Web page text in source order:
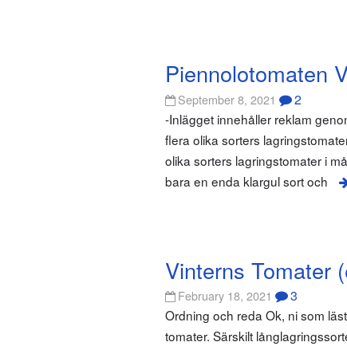
Piennolotomaten
September 8, 2021 2
-Inlägget innehåller reklam
flera olika sorters
olika sorters lagringstomater i
bara en enda klargul sort och
Vinterns Tomater
February 18, 2021 3
Ordning och reda Ok, ni som
tomater. Särskilt